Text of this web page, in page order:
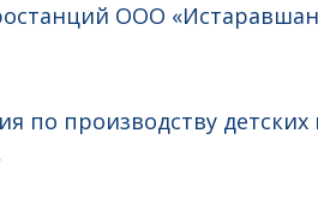
ООО
по производству